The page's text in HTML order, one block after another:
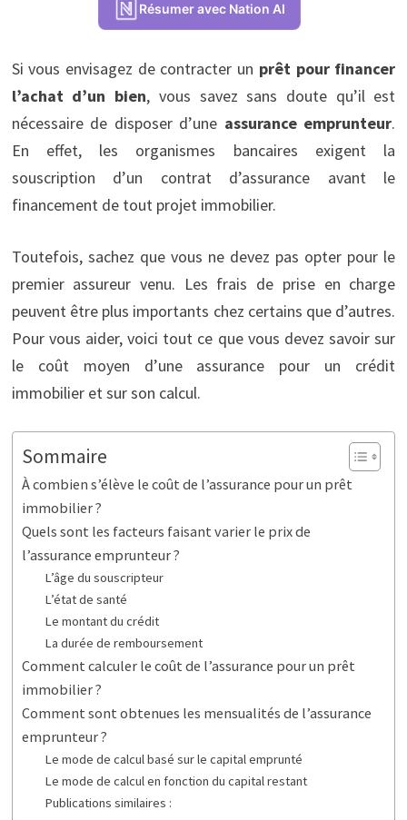
Résumer avec Nation AI
Si vous envisagez de contracter un prêt pour financer
l’achat d’un bien, vous savez sans doute qu’il est
nécessaire de disposer d’une assurance emprunteur.
En effet, les organismes bancaires exigent la
souscription d’un contrat d’assurance avant le
financement de tout projet immobilier.
Toutefois, sachez que vous ne devez pas opter pour le
premier assureur venu. Les frais de prise en charge
peuvent être plus importants chez certains que d’autres.
Pour vous aider, voici tout ce que vous devez savoir sur
le coût moyen d’une assurance pour un crédit
immobilier et sur son calcul.
Sommaire
À combien s’élève le coût de l’assurance pour un prêt
immobilier ?
Quels sont les facteurs faisant varier le prix de
l’assurance emprunteur ?
L’âge du souscripteur
L’état de santé
Le montant du crédit
La durée de remboursement
Comment calculer le coût de l’assurance pour un prêt
immobilier ?
Comment sont obtenues les mensualités de l’assurance
emprunteur ?
Le mode de calcul basé sur le capital emprunté
Le mode de calcul en fonction du capital restant
Publications similaires :